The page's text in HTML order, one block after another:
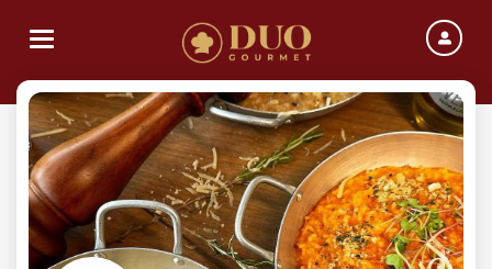
Toggle navigation